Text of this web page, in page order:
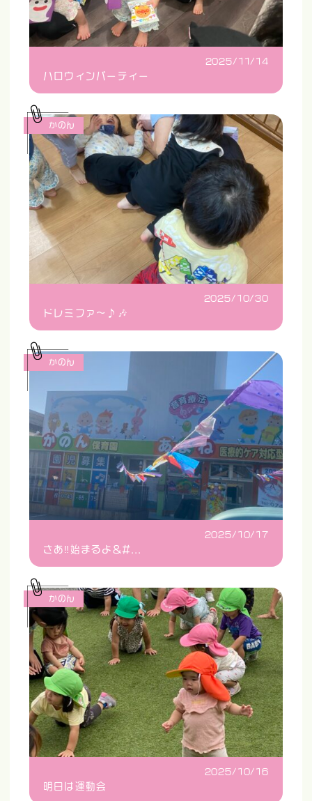
2025/11/14
ハロウィンパーティー
2025/10/30
ドレミファ〜♪🎶
かのん
2025/10/17
さあ‼️始まるよ&#...
かのん
2025/10/16
明日は運動会
かのん